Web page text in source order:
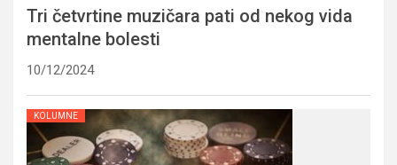
Tri četvrtine muzičara pati od nekog vida
mentalne bolesti
10/12/2024
KOLUMNE